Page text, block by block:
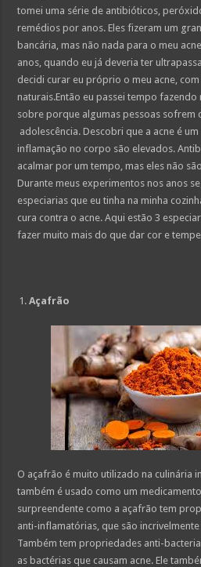
tomei uma série de antibióticos,
remédios por anos. Eles fizeram um
bancária, mas não nada para o meu
anos, quando eu já deveria ter
decidi curar eu próprio o meu acne,
naturais.Então eu passei tempo
sobre porque algumas pessoas sofrem
adolescência. Descobri que a acne é
inflamação no corpo são elevados.
acalmar por um tempo, mas eles não
Durante meus experimentos nos anos
especiarias que eu tinha na minha
cura contra o acne. Aqui estão 3
fazer muito mais do que dar cor e
Açafrão
O açafrão é muito utilizado na culinária
também é usado como um
surpreendente como a açafrão tem
anti-inflamatórias, que são
Também tem propriedades anti-
as bactérias que causam acne. Ele